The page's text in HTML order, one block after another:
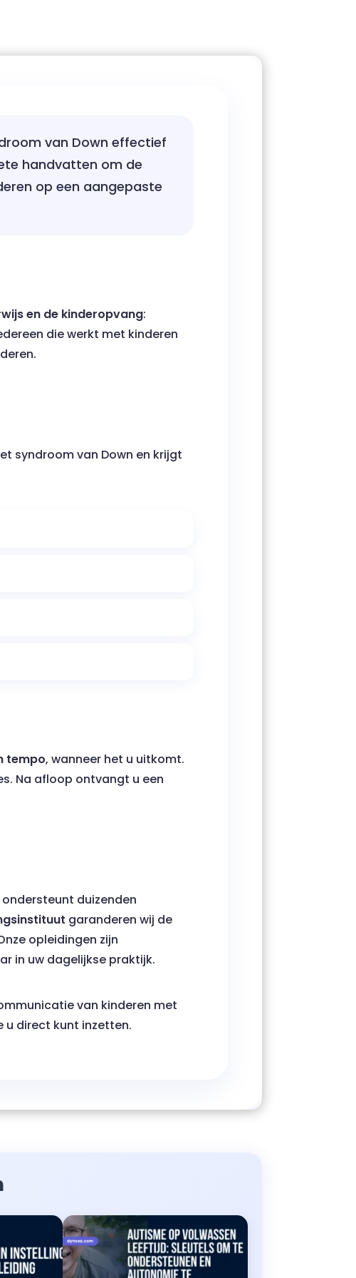
van Down effectief
handvatten om de
op een aangepaste
en de kinderopvang:
die werkt met kinderen
syndroom van Down en krijgt
tempo, wanneer het u uitkomt.
Na afloop ontvangt u een
duizenden
garanderen wij de
opleidingen zijn
in uw dagelijkse praktijk.
van kinderen met
u direct kunt inzetten.